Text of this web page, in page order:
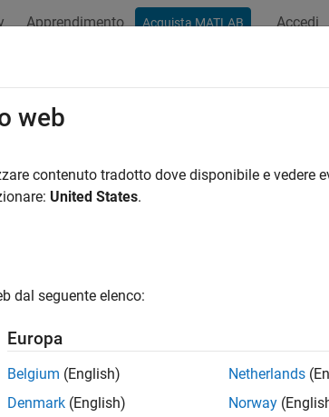
Apprendimento Acquista MATLAB Accedi
How useful
web
contenuto tradotto dove disponibile e vedere
United States.
dal seguente elenco:
Europa
Belgium (English)
Denmark (English)
Netherlands
Norway